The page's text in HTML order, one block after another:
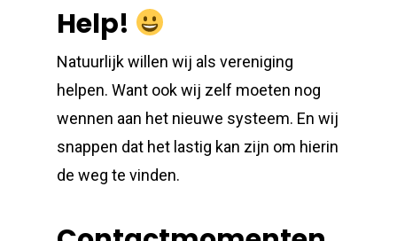
Help!
Natuurlijk willen wij als vereniging
helpen. Want ook wij zelf moeten nog
wennen aan het nieuwe systeem. En wij
snappen dat het lastig kan zijn om hierin
de weg te vinden.